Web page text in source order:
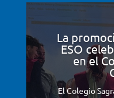
La
ESO
en el
El Colegio